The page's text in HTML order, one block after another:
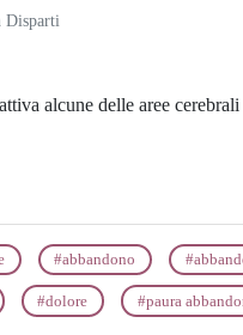
Disparti
alcune delle aree
#abbandono #
#dolore #paura